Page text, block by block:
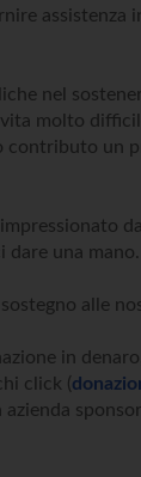
nel
molto
contributo un
dare una mano.
alle
in
click (